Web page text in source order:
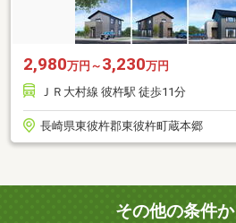
2,980万円～ 3,230万円
ＪＲ大村線 彼杵駅 徒歩11分
長崎県東彼杵郡東彼杵町蔵本郷
その他の条件